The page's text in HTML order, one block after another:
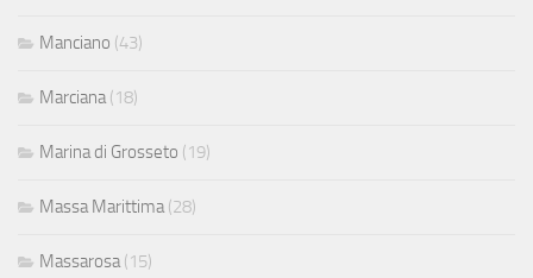
Manciano (43)
Marciana (18)
Marina di Grosseto (19)
Massa Marittima (28)
Massarosa (15)